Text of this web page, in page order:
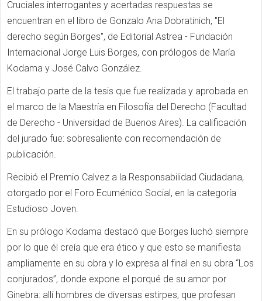
Cruciales interrogantes y acertadas respuestas se
encuentran en el libro de Gonzalo Ana Dobratinich, "El
derecho según Borges", de Editorial Astrea - Fundación
Internacional Jorge Luis Borges, con prólogos de María
Kodama y José Calvo González.
El trabajo parte de la tesis que fue realizada y aprobada en
el marco de la Maestría en Filosofía del Derecho (Facultad
de Derecho - Universidad de Buenos Aires). La calificación
del jurado fue: sobresaliente con recomendación de
publicación.
Recibió el Premio Calvez a la Responsabilidad Ciudadana,
otorgado por el Foro Ecuménico Social, en la categoría
Estudioso Joven.
En su prólogo Kodama destacó que Borges luchó siempre
por lo que él creía que era ético y que esto se manifiesta
ampliamente en su obra y lo expresa al final en su obra “Los
conjurados”, donde expone el porqué de su amor por
Ginebra: allí hombres de diversas estirpes, que profesan